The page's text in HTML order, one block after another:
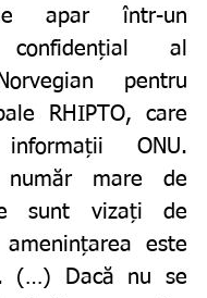
confidențial al
pentru
RHIPTO, care
informații ONU.
număr mare de
sunt vizați de
este
(…) Dacă nu se